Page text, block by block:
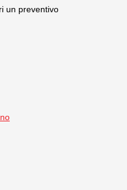
un preventivo